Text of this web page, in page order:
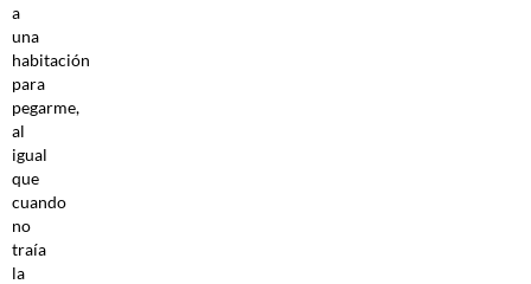
a
una
habitación
para
pegarme,
al
igual
que
cuando
no
traía
la